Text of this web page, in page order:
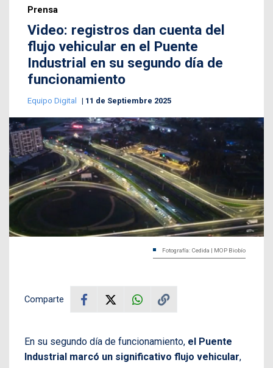
Prensa
Video: registros dan cuenta del
flujo vehicular en el Puente
Industrial en su segundo día de
funcionamiento
Equipo Digital 11 de Septiembre 2025
Fotografía: Cedida | MOP Biobío
Comparte
En su segundo día de funcionamiento, el Puente
Industrial marcó un significativo flujo vehicular,